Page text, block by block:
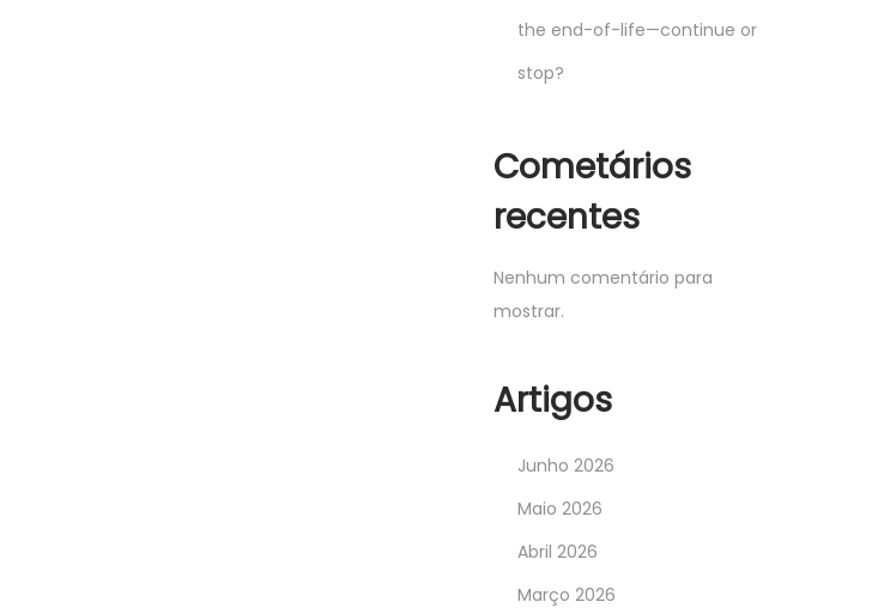
the end-of-life—continue or
stop?
Cometários
recentes
Nenhum comentário para
mostrar.
Artigos
Junho 2026
Maio 2026
Abril 2026
Março 2026